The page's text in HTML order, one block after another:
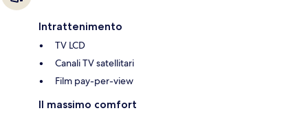
Intrattenimento
TV LCD
Canali TV satellitari
Film pay-per-view
Il massimo comfort